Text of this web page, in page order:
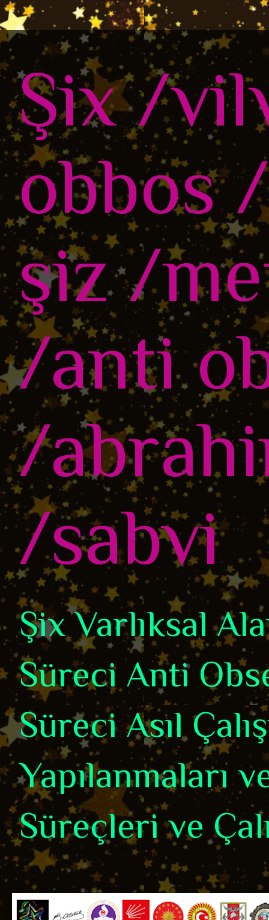
Şix /
obbos
şiz /
/anti
/
/sabvi
Şix Varlıksal
Süreci Anti
Süreci Asıl
Yapılanmaları
Süreçleri ve